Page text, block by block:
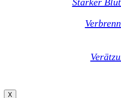
Starker
X